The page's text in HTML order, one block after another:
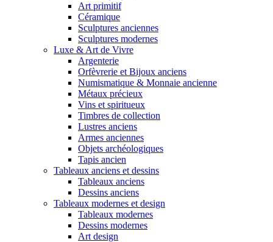
Art primitif
Céramique
Sculptures anciennes
Sculptures modernes
Luxe & Art de Vivre
Argenterie
Orfèvrerie et Bijoux anciens
Numismatique & Monnaie ancienne
Métaux précieux
Vins et spiritueux
Timbres de collection
Lustres anciens
Armes anciennes
Objets archéologiques
Tapis ancien
Tableaux anciens et dessins
Tableaux anciens
Dessins anciens
Tableaux modernes et design
Tableaux modernes
Dessins modernes
Art design